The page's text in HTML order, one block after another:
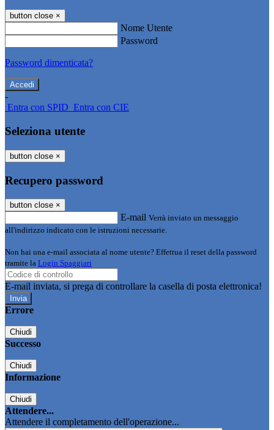
button close ×
Nome Utente
Password
Password dimenticata?
-
Entra con SPID Entra con CIE
Seleziona utente
button close ×
Recupero password
button close ×
E-mail Verrà inviato un messaggio
all'indirizzo indicato con le istruzioni necessarie.
Non hai una e-mail associata al nome utente? Effettua il reset della password
tramite la Login Spaggiari
E-mail inviata, si prega di controllare la casella di posta elettronica!
Errore
Chiudi
Successo
Chiudi
Informazione
Chiudi
Attendere...
Attendere il completamento dell'operazione...